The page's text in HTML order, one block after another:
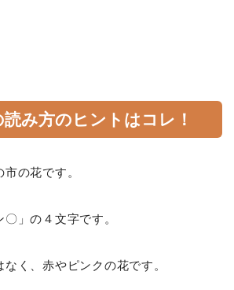
読み方のヒントはコレ！
の花です。
」の４文字です。
く、赤やピンクの花です。